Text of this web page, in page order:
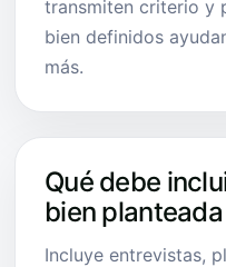
transmiten criterio y
bien definidos
más.
Qué debe
bien planteada
Incluye entrevistas,